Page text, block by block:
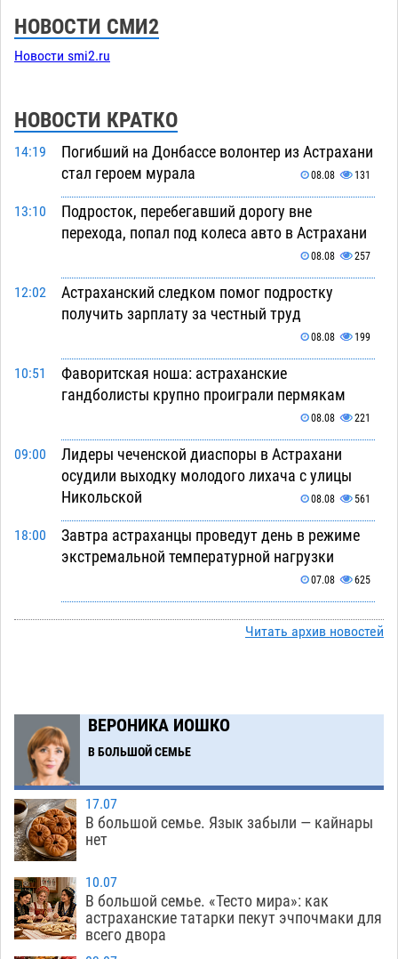
НОВОСТИ СМИ2
Новости smi2.ru
НОВОСТИ КРАТКО
14:19
Погибший на Донбассе волонтер из Астрахани
стал героем мурала
08.08 131
13:10
Подросток, перебегавший дорогу вне
перехода, попал под колеса авто в Астрахани
08.08 257
12:02
Астраханский следком помог подростку
получить зарплату за честный труд
08.08 199
10:51
Фаворитская ноша: астраханские
гандболисты крупно проиграли пермякам
08.08 221
09:00
Лидеры чеченской диаспоры в Астрахани
осудили выходку молодого лихача с улицы
Никольской
08.08 561
18:00
Завтра астраханцы проведут день в режиме
экстремальной температурной нагрузки
07.08 625
17:09
Астраханский котлован с мусором угрожает
плодородию Харабалинского района
коммунальную готовность астраханского
земельного массива для льготников
15:28
Тяга к сверхскоростям обошлась
астраханской логистической компании в 400
тысяч рублей
14:44
Астраханские кутилы сменили барные стойки
на полицейские дежурки
07.08
14:09
С 11 августа астраханские водоемы
Читать архив новостей
ВЕРОНИКА ИОШКО
В БОЛЬШОЙ СЕМЬЕ
17.07
В большой семье. Язык забыли — кайнары
нет
10.07
В большой семье. «Тесто мира»: как
астраханские татарки пекут эчпочмаки для
всего двора